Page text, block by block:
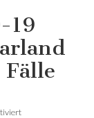
19
Fälle